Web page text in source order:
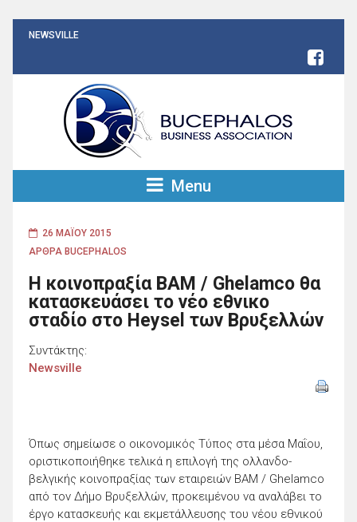
NEWSVILLE
Menu
26 ΜΑΪ́ΟΥ 2015
ΑΡΘΡΑ BUCEPHALOS
Η κοινοπραξία BAM / Ghelamco θα
κατασκευάσει το νέο εθνικο
σταδίο στο Heysel των Βρυξελλών
Συντάκτης:
Newsville
Όπως σημείωσε ο οικονομικός Τύπος στα μέσα Μαΐου,
οριστικοποιήθηκε τελικά η επιλογή της ολλανδο-
βελγικής κοινοπραξίας των εταιρειών BAM / Ghelamco
από τον Δήμο Βρυξελλών, προκειμένου να αναλάβει το
έργο κατασκευής και εκμετάλλευσης του νέου εθνικού